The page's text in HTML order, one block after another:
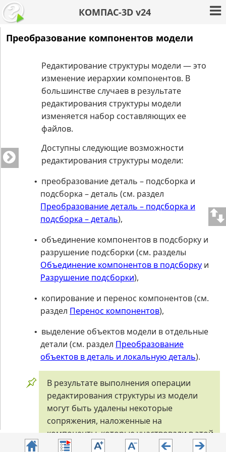
КОМПАС-3D v24
Преобразование компонентов модели
Редактирование структуры модели — это
изменение иерархии компонентов. В
большинстве случаев в результате
редактирования структуры модели
изменяется набор составляющих ее
файлов.
Доступны следующие возможности
редактирования структуры модели:
• преобразование деталь – подсборка и
подсборка – деталь (см. раздел
Преобразование деталь – подсборка и
подсборка – деталь),
• объединение компонентов в подсборку и
разрушение подсборки (см. разделы
Объединение компонентов в подсборку и
Разрушение подсборки),
• копирование и перенос компонентов (см.
раздел Перенос компонентов),
• выделение объектов модели в отдельные
детали (см. раздел Преобразование
объектов в деталь и локальную деталь).
В результате выполнения операции
редактирования структуры из модели
могут быть удалены некоторые
сопряжения, наложенные на
компоненты, которые участвовали в этой
операции. Поэтому рекомендуется